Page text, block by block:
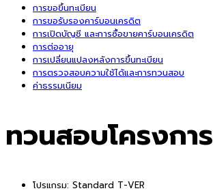
การขอขึ้นทะเบียน
การขอรับรองคาร์บอนเครดิต
การเปิดบัญชี และการซื้อขายคาร์บอนเครดิต
การต่ออายุ
การเปลี่ยนแปลงหลังการขึ้นทะเบียน
การตรวจสอบความใช้ได้และการทวนสอบ
ค่าธรรมเนียม
ทวนสอบโครงการ
โปรแกรม: Standard T-VER